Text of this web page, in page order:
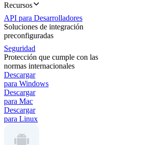
Recursos
API para Desarrolladores
Soluciones de integración
preconfiguradas
Seguridad
Protección que cumple con las
normas internacionales
Descargar
para Windows
Descargar
para Mac
Descargar
para Linux